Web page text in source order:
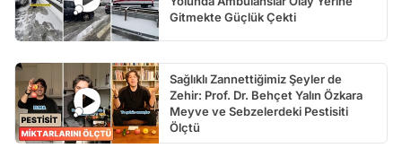
Gitmekte Güçlük Çekti
Sağlıklı Zannettiğimiz Şeyler de
Zehir: Prof. Dr. Behçet Yalın Özkara
Meyve ve Sebzelerdeki Pestisiti
Ölçtü